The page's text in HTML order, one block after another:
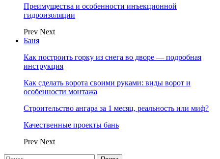
Преимущества и особенности инъекционной
гидроизоляции
Prev Next
Баня
Как построить горку из снега во дворе — подробная
инструкция
Как сделать ворота своими руками: виды ворот и
особенности монтажа
Строительство ангара за 1 месяц, реальность или миф?
Качественные проекты бань
Prev Next